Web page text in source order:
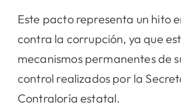
Este pacto representa un hito
contra la corrupción, ya que
mecanismos permanentes de
control realizados por la
Contraloría estatal.